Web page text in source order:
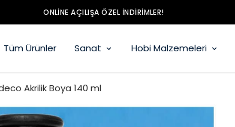
ONLINE AÇILIŞA ÖZEL İNDIRIMLER!
Tüm Ürünler Sanat Hobi Malzemeleri
Akrilik Boya 140 ml